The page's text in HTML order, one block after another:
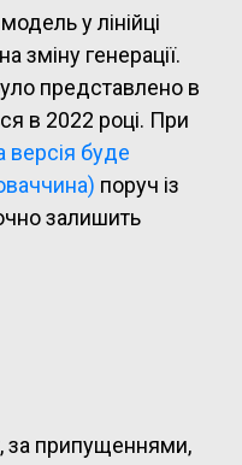
у лінійці
зміну генерації.
представлено в
в 2022 році. При
версія буде
поруч із
залишить
за припущеннями,